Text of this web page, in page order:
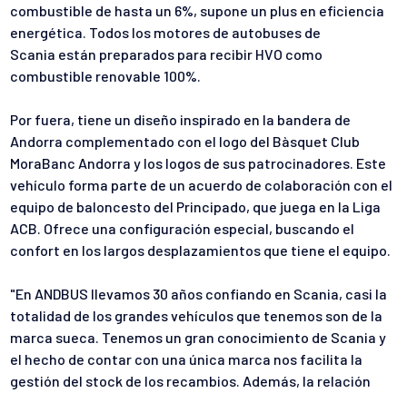
combustible de hasta un 6%, supone un plus en eficiencia
energética. Todos los motores de autobuses de
Scania están preparados para recibir HVO como
combustible renovable 100%.
Por fuera, tiene un diseño inspirado en la bandera de
Andorra complementado con el logo del Bàsquet Club
MoraBanc Andorra y los logos de sus patrocinadores. Este
vehículo forma parte de un acuerdo de colaboración con el
equipo de baloncesto del Principado, que juega en la Liga
ACB. Ofrece una configuración especial, buscando el
confort en los largos desplazamientos que tiene el equipo.
"En ANDBUS llevamos 30 años confiando en Scania, casi la
totalidad de los grandes vehículos que tenemos son de la
marca sueca. Tenemos un gran conocimiento de Scania y
el hecho de contar con una única marca nos facilita la
gestión del stock de los recambios. Además, la relación